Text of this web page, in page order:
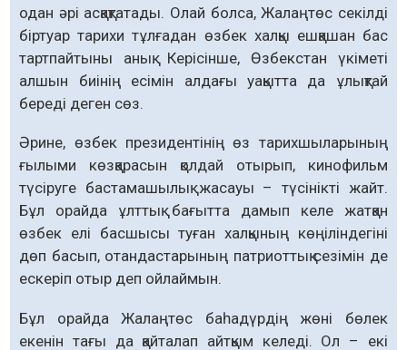
одан әрі асқақтатады. Олай болса, Жалаңтөс секілді
біртуар тарихи тұлғадан өзбек халқы ешқашан бас
тартпайтыны анық. Керісінше, Өзбекстан үкіметі
алшын биінің есімін алдағы уақытта да ұлықтай
береді деген сөз.
Әрине, өзбек президентінің өз тарихшыларының
ғылыми көзқарасын қолдай отырып, кинофильм
түсіруге бастамашылық жасауы – түсінікті жайт.
Бұл орайда ұлттық бағытта дамып келе жатқан
өзбек елі басшысы туған халқының көңіліндегіні
дөп басып, отандастарының патриоттық сезімін де
ескеріп отыр деп ойлаймын.
Бұл орайда Жалаңтөс баһадүрдің жөні бөлек
екенін тағы да қайталап айтқым келеді. Ол – екі